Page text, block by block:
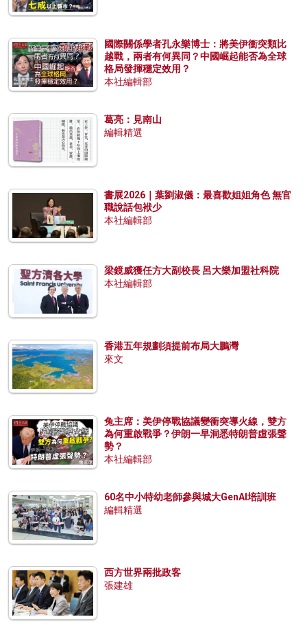
國際關係學者孔永樂博士：將美伊衝突類比
越戰，兩者有何異同？中國崛起能否為全球
格局發揮穩定效用？
本社編輯部
葛亮：見南山
編輯精選
書展2026｜葉劉淑儀：最喜歡姐姐角色 無官
職說話包袱少
本社編輯部
梁鏡威獲任方大副校長 呂大樂加盟社科院
本社編輯部
香港五年規劃須提前布局大鵬灣
來文
兔主席：美伊停戰協議變衝突導火線，雙方
為何重啟戰爭？伊朗一早洞悉特朗普虛張聲
勢？
本社編輯部
60名中小特幼老師參與城大GenAI培訓班
編輯精選
西方世界兩批政客
張建雄